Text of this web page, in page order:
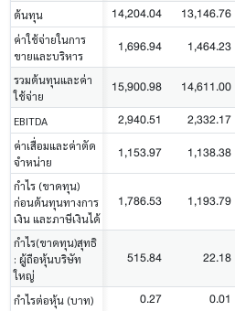
ต้นทุน 14,204.04 13,146.76
ค่าใช้จ่ายในการ
ขายและบริหาร
1,696.94 1,464.23
รวมต้นทุนและค่า
ใช้จ่าย
15,900.98 14,611.00
EBITDA 2,940.51 2,332.17
ค่าเสื่อมและค่าตัด
จำหน่าย
1,153.97 1,138.38
กำไร (ขาดทุน)
ก่อนต้นทุนทางการ
เงิน และภาษีเงินได้
1,786.53 1,193.79
กำไร(ขาดทุน)สุทธิ
: ผู้ถือหุ้นบริษัท
ใหญ่
515.84 22.18
กำไรต่อหุ้น (บาท) 0.27 0.01